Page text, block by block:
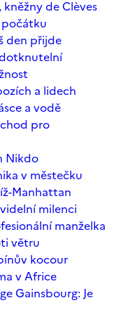
de Clèves
počátku
den přijde
a lidech
a vodě
pro
Nikdo
v městečku
Manhattan
milenci
manželka
větru
kocour
v Africe
Gainsbourg: Je